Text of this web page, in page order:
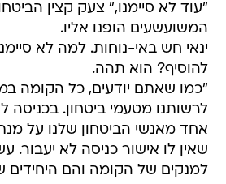
"עוד לא סיימנו," צעק קצין
המשועשעים הופנו אליו.
ינאי חש באי-נוחות. למה לא
להוסיף? הוא תהה.
"כמו שאתם יודעים, כל הקומה
לרשותנו מטעמי ביטחון. בכניסה
אחד מאנשי הביטחון שלנו על
שאין לו אישור כניסה לא יעבור.
למנקים של הקומה והם היחידים